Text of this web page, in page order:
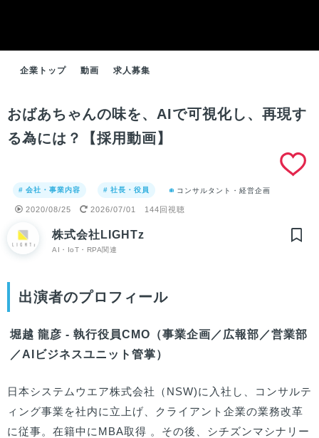
企業トップ 動画 求人募集
おばあちゃんの味を、AIで可視化し、再現す
る為には？【採用動画】
# 会社・事業内容 # 社長・役員 コンサルタント・経営企画
2020/08/25 2026/07/01 144回視聴
株式会社LIGHTz
AI・IoT・RPA関連
出演者のプロフィール
堀越 龍彦 - 執行役員CMO（事業企画／広報部／営業部
／AIビジネスユニット管掌）
日本システムウエア株式会社（NSW)に入社し、コンサルテ
ィング事業を社内に立上げ、クライアント企業の業務改革
に従事。在籍中にMBA取得 。その後、シチズンマシナリー